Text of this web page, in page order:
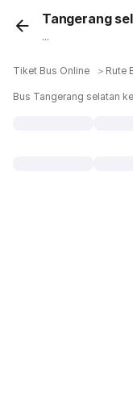
Tangerang
...
Tiket Bus Online ＞ Rute
Bus Tangerang selatan